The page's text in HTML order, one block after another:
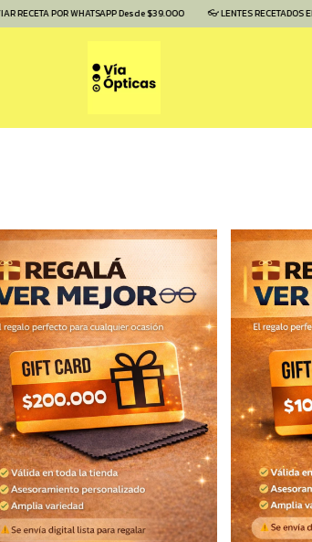
POR WHATSAPP Desde $39.000 👓 LENTES RECETADOS EN EL